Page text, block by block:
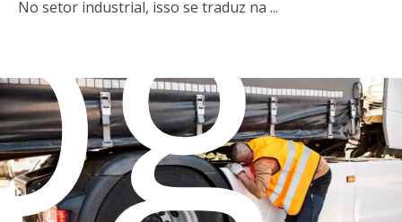
No setor industrial, isso se traduz na ...